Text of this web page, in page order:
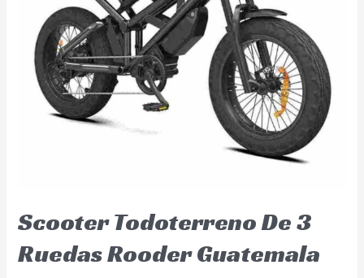
Scooter Todoterreno De 3
Ruedas Rooder Guatemala